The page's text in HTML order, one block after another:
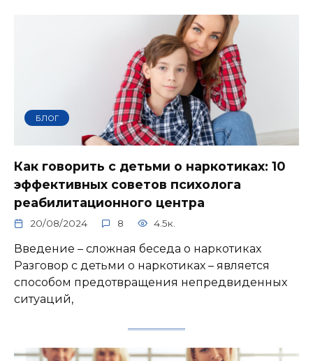
БЛОГ
Как говорить с детьми о наркотиках: 10
эффективных советов психолога
реабилитационного центра
20/08/2024 8 4.5к.
Введение – сложная беседа о наркотиках
Разговор с детьми о наркотиках – является
способом предотвращения непредвиденных
ситуаций,